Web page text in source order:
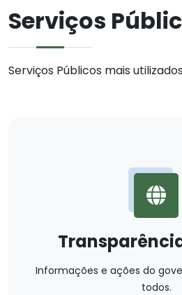
Serviços
Serviços Públicos mais
Informações e ações do
todos.